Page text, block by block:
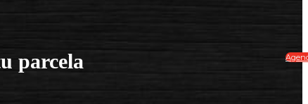
parcela